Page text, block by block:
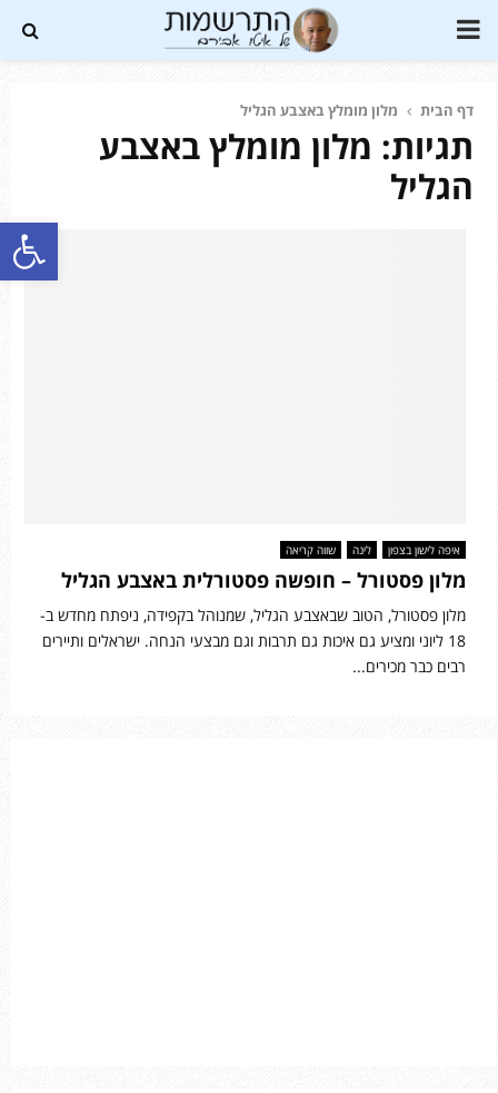
פתח סרגל נגישות
PRIMARY
דף הבית מלון מומלץ באצבע הגליל
תגיות: מלון מומלץ באצבע
הגליל
איפה לישון בצפון לינה שווה קריאה
מלון פסטורל – חופשה פסטורלית באצבע הגליל
מלון פסטורל, הטוב שבאצבע הגליל, שמנוהל בקפידה, ניפתח מחדש ב-
18 ליוני ומציע גם איכות גם תרבות וגם מבצעי הנחה. ישראלים ותיירים
רבים כבר מכירים...